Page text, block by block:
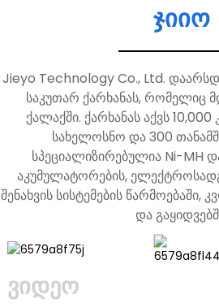
ჯიიო
Jieyo Technology Co., Ltd.
საკუთარ ქარხანას, რომელიც
ქალაქში. ქარხანას აქვს
სახელოსნო და 300
სპეციალიზირებულია Ni-MH
აკუმულატორების,
შენახვის სისტემების წარმოებაში,
და
ᲕᲘᲓᲔᲝ